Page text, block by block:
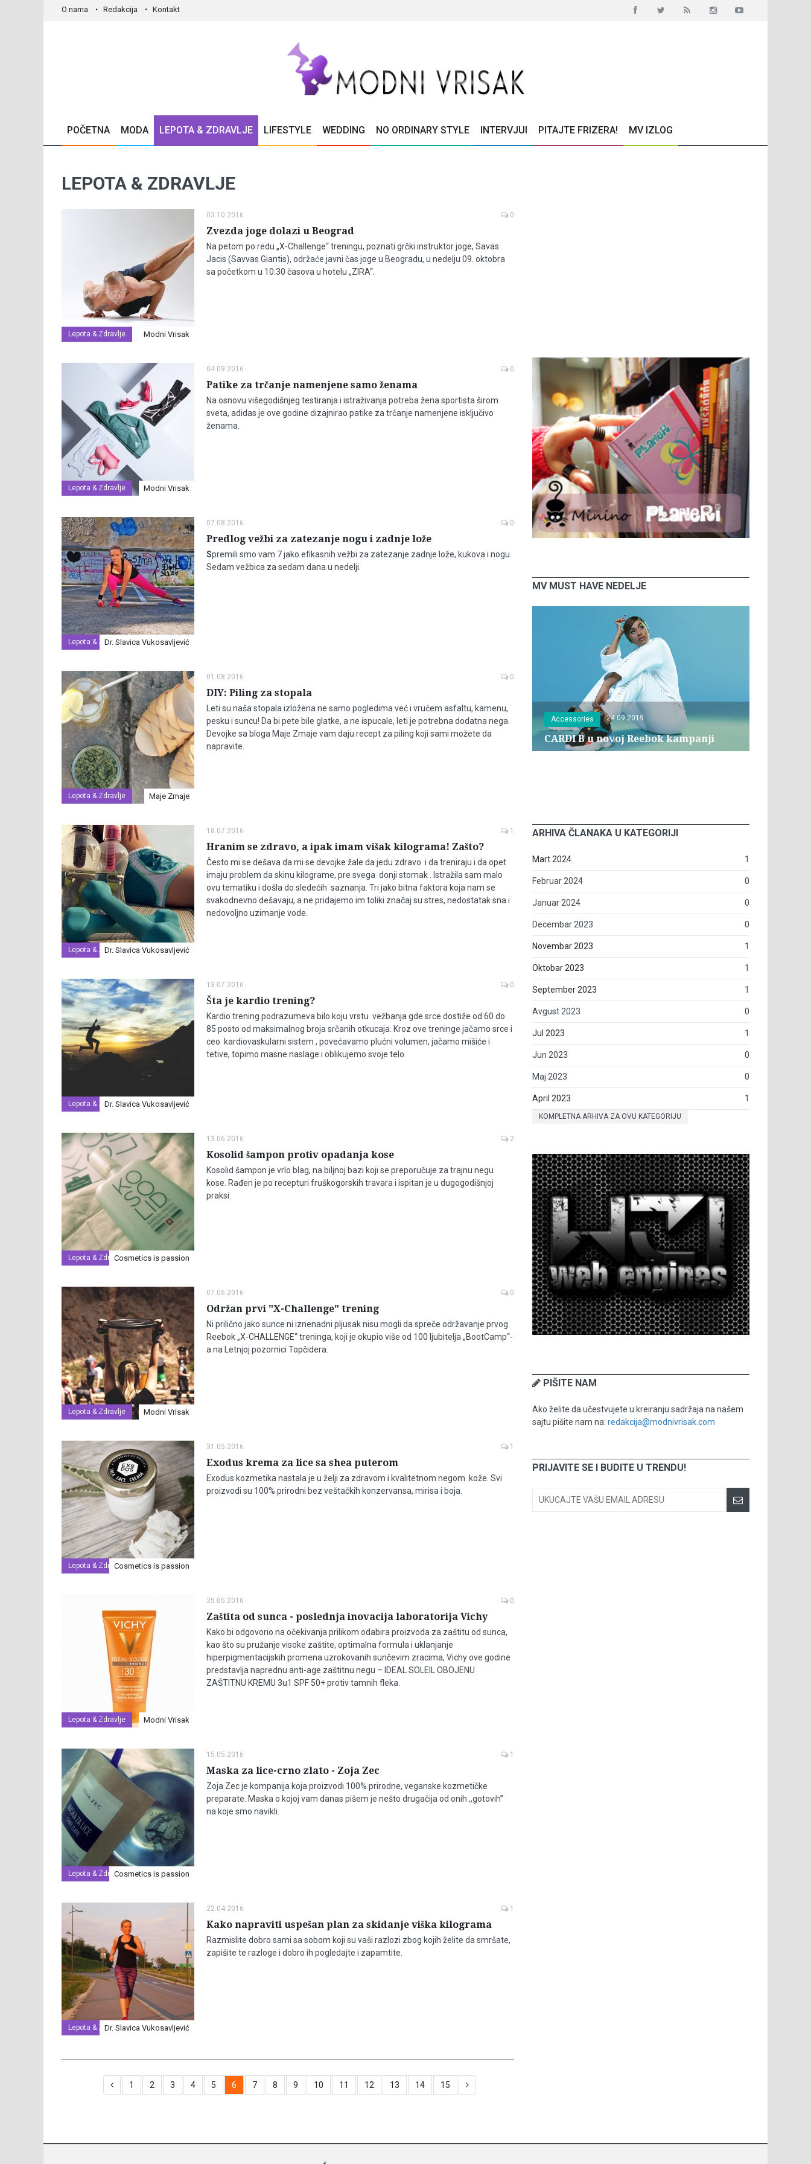
O nama Redakcija Kontakt
POČETNA MODA LEPOTA & ZDRAVLJE LIFESTYLE WEDDING NO ORDINARY STYLE INTERVJUI PITAJTE FRIZERA! MV IZLOG
LEPOTA & ZDRAVLJE
Lepota & Zdravlje Modni Vrisak
03.10.2016 0
Zvezda joge dolazi u Beograd
Na petom po redu „X-Challenge“ treningu, poznati grčki instruktor joge, Savas
Jacis (Savvas Giantis), održaće javni čas joge u Beogradu, u nedelju 09. oktobra
sa početkom u 10:30 časova u hotelu „ZIRA“.
Lepota & Zdravlje Modni Vrisak
04.09.2016 0
Patike za trčanje namenjene samo ženama
Na osnovu višegodišnjeg testiranja i istraživanja potreba žena sportista širom
sveta, adidas je ove godine dizajnirao patike za trčanje namenjene isključivo
ženama.
Lepota & ZdravljeDr. Slavica Vukosavljević
07.08.2016 0
Predlog vežbi za zatezanje nogu i zadnje lože
Spremili smo vam 7 jako efikasnih vežbi za zatezanje zadnje lože, kukova i nogu.
Sedam vežbica za sedam dana u nedelji.
Lepota & Zdravlje Maje Zmaje
01.08.2016 0
DIY: Piling za stopala
Leti su naša stopala izložena ne samo pogledima već i vrućem asfaltu, kamenu,
pesku i suncu! Da bi pete bile glatke, a ne ispucale, leti je potrebna dodatna nega.
Devojke sa bloga Maje Zmaje vam daju recept za piling koji sami možete da
napravite.
Lepota & ZdravljeDr. Slavica Vukosavljević
18.07.2016 1
Hranim se zdravo, a ipak imam višak kilograma! Zašto?
Često mi se dešava da mi se devojke žale da jedu zdravo i da treniraju i da opet
imaju problem da skinu kilograme, pre svega donji stomak . Istražila sam malo
ovu tematiku i došla do sledećih saznanja. Tri jako bitna faktora koja nam se
svakodnevno dešavaju, a ne pridajemo im toliki značaj su stres, nedostatak sna i
nedovoljno uzimanje vode.
Lepota & ZdravljeDr. Slavica Vukosavljević
13.07.2016 0
Šta je kardio trening?
Kardio trening podrazumeva bilo koju vrstu vežbanja gde srce dostiže od 60 do
85 posto od maksimalnog broja srčanih otkucaja. Kroz ove treninge jačamo srce i
ceo kardiovaskularni sistem , povećavamo plućni volumen, jačamo mišiće i
tetive, topimo masne naslage i oblikujemo svoje telo.
Lepota & ZdravljeCosmetics is passion
13.06.2016 2
Kosolid šampon protiv opadanja kose
Kosolid šampon je vrlo blag, na biljnoj bazi koji se preporučuje za trajnu negu
kose. Rađen je po recepturi fruškogorskih travara i ispitan je u dugogodišnjoj
praksi.
Lepota & Zdravlje Modni Vrisak
07.06.2016 0
Održan prvi "X-Challenge" trening
Ni prilično jako sunce ni iznenadni pljusak nisu mogli da spreče održavanje prvog
Reebok „X-CHALLENGE“ treninga, koji je okupio više od 100 ljubitelja „BootCamp“-
a na Letnjoj pozornici Topčidera.
Lepota & ZdravljeCosmetics is passion
31.05.2016 1
Exodus krema za lice sa shea puterom
Exodus kozmetika nastala je u želji za zdravom i kvalitetnom negom kože. Svi
proizvodi su 100% prirodni bez veštačkih konzervansa, mirisa i boja.
Lepota & Zdravlje Modni Vrisak
25.05.2016 0
Zaštita od sunca - poslednja inovacija laboratorija Vichy
Kako bi odgovorio na očekivanja prilikom odabira proizvoda za zaštitu od sunca,
kao što su pružanje visoke zaštite, optimalna formula i uklanjanje
hiperpigmentacijskih promena uzrokovanih sunčevim zracima, Vichy ove godine
predstavlja naprednu anti-age zaštitnu negu – IDEAL SOLEIL OBOJENU
ZAŠTITNU KREMU 3u1 SPF 50+ protiv tamnih fleka.
Lepota & ZdravljeCosmetics is passion
15.05.2016 1
Maska za lice-crno zlato - Zoja Zec
Zoja Zec je kompanija koja proizvodi 100% prirodne, veganske kozmetičke
preparate. Maska o kojoj vam danas pišem je nešto drugačija od onih ,,gotovih’’
na koje smo navikli.
Lepota & ZdravljeDr. Slavica Vukosavljević
22.04.2016 1
Kako napraviti uspešan plan za skidanje viška kilograma
Razmislite dobro sami sa sobom koji su vaši razlozi zbog kojih želite da smršate,
zapišite te razloge i dobro ih pogledajte i zapamtite.
1 2 3 4 5 6 7 8 9 10 11 12 13 14 15
MV MUST HAVE NEDELJE
Accessories 24.09.2019
CARDI B u novoj Reebok kampanji
ARHIVA ČLANAKA U KATEGORIJI
Mart 2024 1
Februar 2024 0
Januar 2024 0
Decembar 2023 0
Novembar 2023 1
Oktobar 2023 1
September 2023 1
Avgust 2023 0
Jul 2023 1
Jun 2023 0
Maj 2023 0
April 2023 1
KOMPLETNA ARHIVA ZA OVU KATEGORIJU
PIŠITE NAM
Ako želite da učestvujete u kreiranju sadržaja na našem
sajtu pišite nam na: redakcija@modnivrisak.com
PRIJAVITE SE I BUDITE U TRENDU!